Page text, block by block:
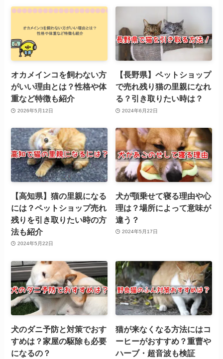
オカメインコを飼わない方
がいい理由とは？性格や体
重など特徴も紹介
2026年5月12日
【長野県】ペットショップ
で売れ残り猫の里親になれ
る？引き取りたい時は？
2024年6月22日
【高知県】猫の里親になる
には？ペットショップ売れ
残りを引き取りたい時の方
法も紹介
2024年5月22日
犬が顎乗せて寝る理由や心
理は？場所によって意味が
違う？
2024年5月17日
犬のダニ予防と対策でおす
すめは？家屋の駆除も必要
になるの？
猫が来なくなる方法にはコ
ーヒーがおすすめ？重曹や
ハーブ・超音波も検証